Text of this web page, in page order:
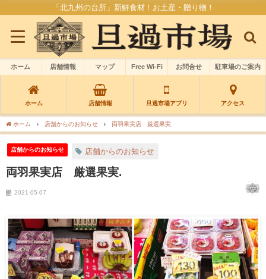
「北九州の台所」新鮮食材！お土産・贈り物！
ホーム 店舗情報 マップ Free Wi-Fi お問合せ 駐車場のご案内
ホーム 店舗情報 旦過市場アプリ アクセス
ホーム 店舗からのお知らせ 両羽果実店 厳選果実.
店舗からのお知らせ 店舗からのお知らせ
両羽果実店 厳選果実.
2021-05-07